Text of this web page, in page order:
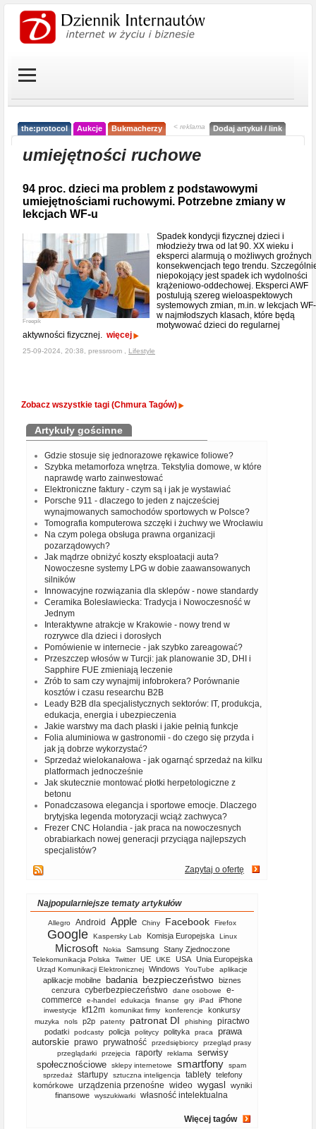
the:protocol Aukcje Bukmacherzy < reklama Dodaj artykuł / link
umiejętności ruchowe
94 proc. dzieci ma problem z podstawowymi
umiejętnościami ruchowymi. Potrzebne zmiany w
lekcjach WF-u
Freepik
Spadek kondycji fizycznej dzieci i
młodzieży trwa od lat 90. XX wieku i
eksperci alarmują o możliwych groźnych
konsekwencjach tego trendu.
niepokojący jest spadek ich wydolności
krążeniowo-oddechowej. Eksperci AWF
postulują szereg wieloaspektowych
systemowych zmian, m.in. w lekcjach
w najmłodszych klasach, które będą
motywować dzieci do regularnej
aktywności fizycznej. więcej
25-09-2024, 20:38, pressroom , Lifestyle
Zobacz wszystkie tagi (Chmura Tagów)
Artykuły gościnne
Gdzie stosuje się jednorazowe rękawice foliowe?
Szybka metamorfoza wnętrza. Tekstylia domowe, w które
naprawdę warto zainwestować
Elektroniczne faktury - czym są i jak je wystawiać
Porsche 911 - dlaczego to jeden z najcześciej
wynajmowanych samochodów sportowych w Polsce?
Tomografia komputerowa szczęki i żuchwy we Wrocławiu
Na czym polega obsługa prawna organizacji
pozarządowych?
Jak mądrze obniżyć koszty eksploatacji auta?
Nowoczesne systemy LPG w dobie zaawansowanych
silników
Innowacyjne rozwiązania dla sklepów - nowe standardy
Ceramika Bolesławiecka: Tradycja i Nowoczesność w
Jednym
Interaktywne atrakcje w Krakowie - nowy trend w
rozrywce dla dzieci i dorosłych
Pomówienie w internecie - jak szybko zareagować?
Przeszczep włosów w Turcji: jak planowanie 3D, DHI i
Sapphire FUE zmieniają leczenie
Zrób to sam czy wynajmij infobrokera? Porównanie
kosztów i czasu researchu B2B
Leady B2B dla specjalistycznych sektorów: IT, produkcja,
edukacja, energia i ubezpieczenia
Jakie warstwy ma dach płaski i jakie pełnią funkcje
Folia aluminiowa w gastronomii - do czego się przyda i
jak ją dobrze wykorzystać?
Sprzedaż wielokanałowa - jak ogarnąć sprzedaż na kilku
platformach jednocześnie
Jak skutecznie montować płotki herpetologiczne z
betonu
Ponadczasowa elegancja i sportowe emocje. Dlaczego
brytyjska legenda motoryzacji wciąż zachwyca?
Frezer CNC Holandia - jak praca na nowoczesnych
obrabiarkach nowej generacji przyciąga najlepszych
specjalistów?
Zapytaj o ofertę
Najpopularniejsze tematy artykułów
Allegro Android Apple Chiny Facebook Firefox
Google Kaspersky Lab Komisja Europejska Linux
Microsoft Nokia Samsung Stany Zjednoczone
Telekomunikacja Polska Twitter UE UKE USA Unia Europejska
Urząd Komunikacji Elektronicznej Windows YouTube aplikacje
aplikacje mobilne badania bezpieczeństwo biznes
cenzura cyberbezpieczeństwo dane osobowe
e-
commerce
e-handel edukacja finanse gry iPad iPhone
inwestycje kf12m komunikat firmy konferencje konkursy
muzyka nols p2p patenty patronat DI phishing piractwo
podatki podcasty policja politycy polityka praca
prawa
autorskie prawo prywatność przedsiębiorcy
przegląd prasy
przeglądarki
przejęcia raporty reklama
serwisy
społecznościowe
sklepy internetowe smartfony
spam
sprzedaż
startupy sztuczna inteligencja tablety telefony
komórkowe
urządzenia przenośne wideo wygasl
wyniki
finansowe
wyszukiwarki własność intelektualna
Więcej tagów